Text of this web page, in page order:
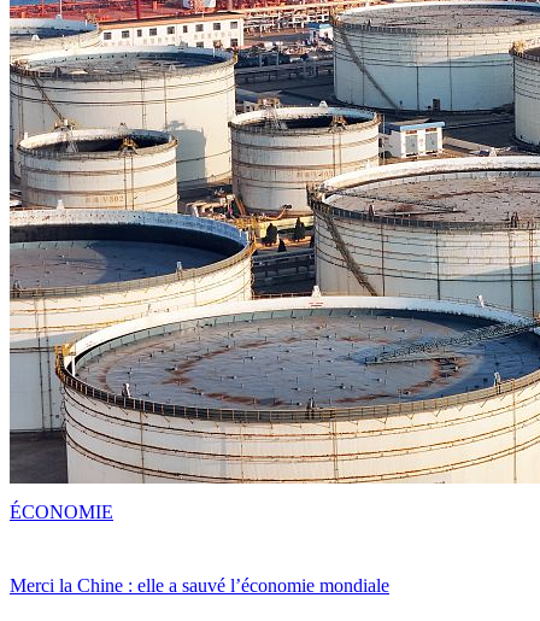
Merci la Chine : elle a sauvé l’économie mondiale
ÉCONOMIE